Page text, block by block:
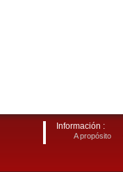
Información :
A propósito